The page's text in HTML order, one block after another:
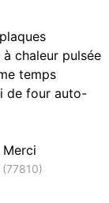
chaleur pulsée
temps
de four auto-
Merci